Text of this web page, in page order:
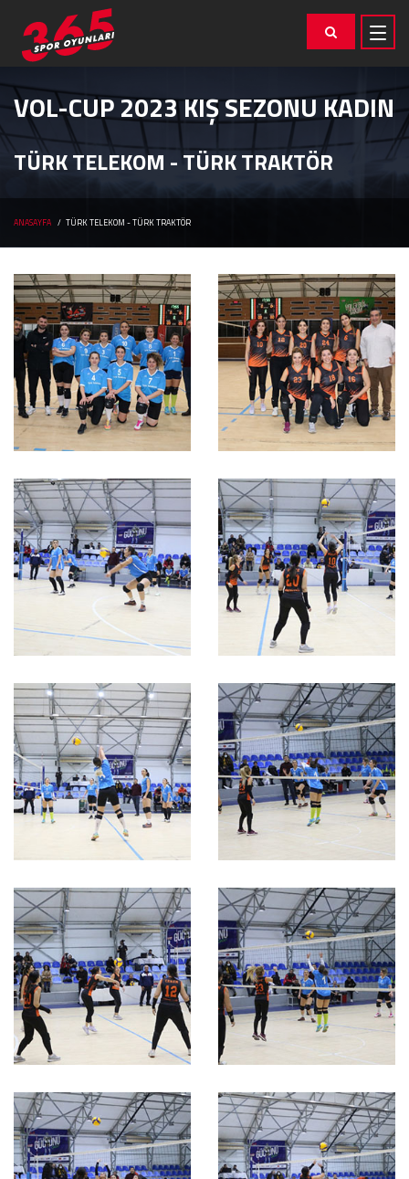
VOL-CUP 2023 KIŞ SEZONU KADIN
TÜRK TELEKOM - TÜRK TRAKTÖR
ANASAYFA TÜRK TELEKOM - TÜRK TRAKTÖR